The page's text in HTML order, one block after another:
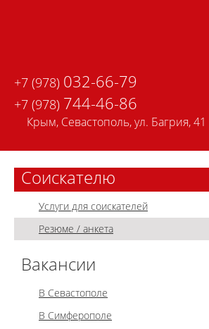
+7 (978) 032-66-79
+7 (978) 744-46-86
Крым, Севастополь, ул. Багрия, 41
Соискателю
Услуги для соискателей
Резюме / анкета
Вакансии
В Севастополе
В Симферополе